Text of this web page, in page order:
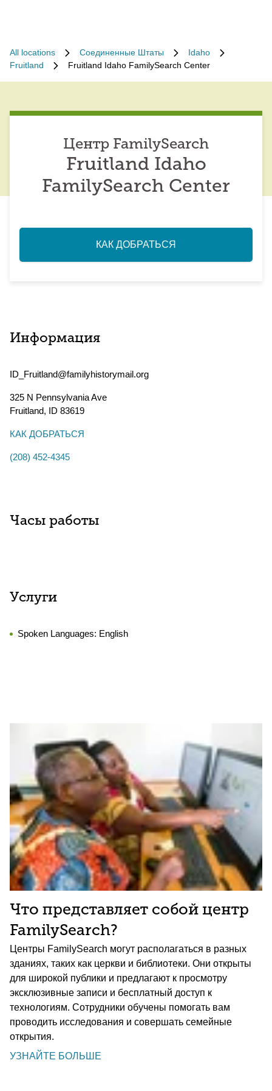
All locations Соединенные Штаты
Idaho
Fruitland
Fruitland Idaho FamilySearch Center
Центр FamilySearch
Fruitland Idaho
FamilySearch Center
КАК ДОБРАТЬСЯ
Информация
ID_Fruitland@familyhistorymail.org
325 N Pennsylvania Ave
Fruitland, ID 83619
КАК ДОБРАТЬСЯ
(208) 452-4345
Часы работы
Услуги
Spoken Languages: English
Что представляет собой центр
FamilySearch?
Центры FamilySearch могут располагаться в разных
зданиях, таких как церкви и библиотеки. Они открыты
для широкой публики и предлагают к просмотру
эксклюзивные записи и бесплатный доступ к
технологиям. Сотрудники обучены помогать вам
проводить исследования и совершать семейные
открытия.
УЗНАЙТЕ БОЛЬШЕ